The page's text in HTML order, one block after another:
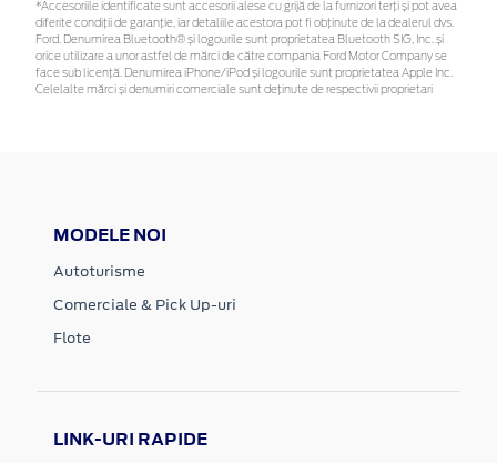
*Accesoriile identificate sunt accesorii alese cu grijă de la furnizori terți și pot avea
diferite condiții de garanție, iar detaliile acestora pot fi obținute de la dealerul dvs.
Ford. Denumirea Bluetooth® și logourile sunt proprietatea Bluetooth SIG, Inc. și
orice utilizare a unor astfel de mărci de către compania Ford Motor Company se
face sub licență. Denumirea iPhone/iPod și logourile sunt proprietatea Apple Inc.
Celelalte mărci și denumiri comerciale sunt deținute de respectivii proprietari
MODELE NOI
Autoturisme
Comerciale & Pick Up-uri
Flote
LINK-URI RAPIDE